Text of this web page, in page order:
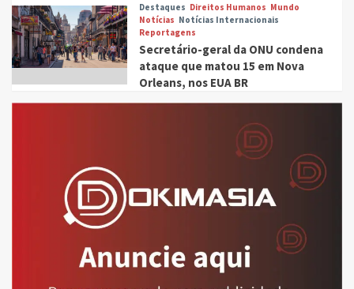
Destaques Direitos Humanos Mundo
Notícias Notícias Internacionais
Reportagens
Secretário-geral da ONU condena
ataque que matou 15 em Nova
Orleans, nos EUA BR